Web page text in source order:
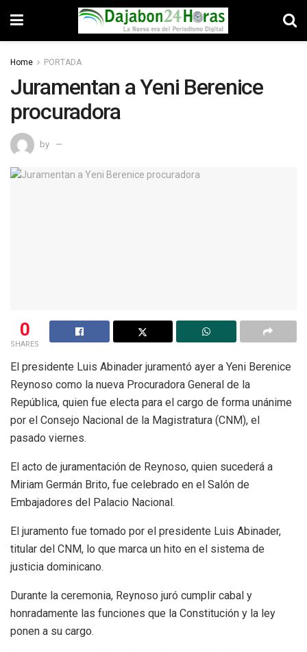
Home PORTADA
Juramentan a Yeni Berenice
procuradora
by
0
SHARES
El presidente Luis Abinader juramentó ayer a Yeni Berenice
Reynoso como la nueva Procuradora General de la
República, quien fue electa para el cargo de forma unánime
por el Consejo Nacional de la Magistratura (CNM), el
pasado viernes.
El acto de juramentación de Reynoso, quien sucederá a
Miriam Germán Brito, fue celebrado en el Salón de
Embajadores del Palacio Nacional.
El juramento fue tomado por el presidente Luis Abinader,
titular del CNM, lo que marca un hito en el sistema de
justicia dominicano.
Durante la ceremonia, Reynoso juró cumplir cabal y
honradamente las funciones que la Constitución y la ley
ponen a su cargo.